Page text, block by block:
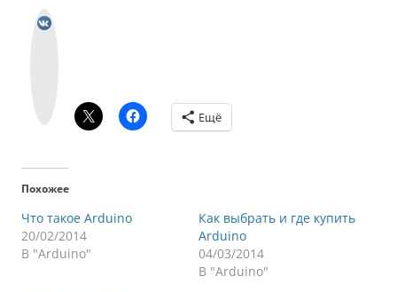
Ещё
Похожее
Что такое Arduino
20/02/2014
В "Arduino"
Как выбрать и где купить
Arduino
04/03/2014
В "Arduino"